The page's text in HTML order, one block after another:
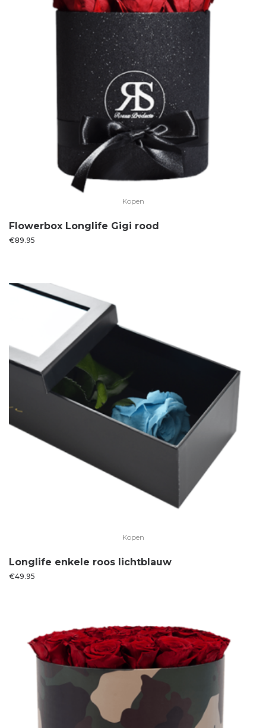
Kopen
Flowerbox Longlife Gigi rood
€89.95
Kopen
Longlife enkele roos lichtblauw
€49.95